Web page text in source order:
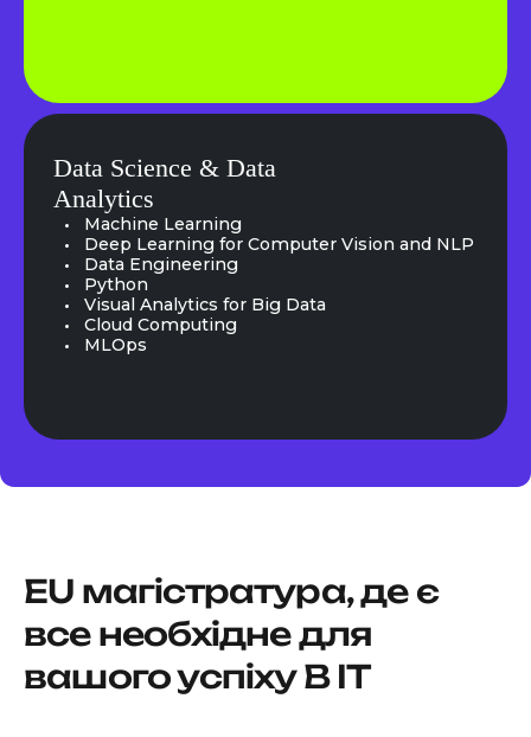
Data Science & Data
Analytics
Machine Learning
Deep Learning for Computer Vision and NLP
Data Engineering
Python
Visual Analytics for Big Data
Cloud Computing
MLOps
EU магістратура, де є
все необхідне для
вашого успіху В IT